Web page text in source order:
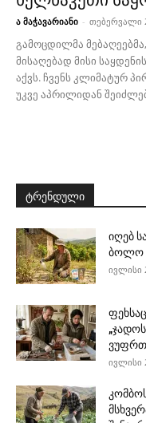
ა მაჭავარიანი - თებერვალი
გამოცდილმა
მისაღებად მისი
აქვს. ჩვენს კლიმატურ
უკვე აპრილიდან
ტრენდული
იღებ
ბოლო
ივლისი
ივლისი